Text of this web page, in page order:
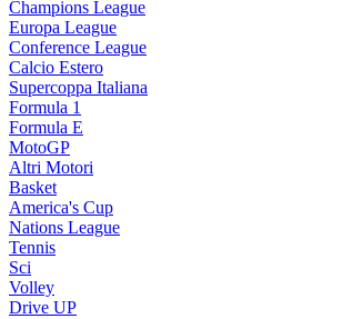
Champions League
Europa League
Conference League
Calcio Estero
Supercoppa Italiana
Formula 1
Formula E
MotoGP
Altri Motori
Basket
America's Cup
Nations League
Tennis
Sci
Volley
Drive UP